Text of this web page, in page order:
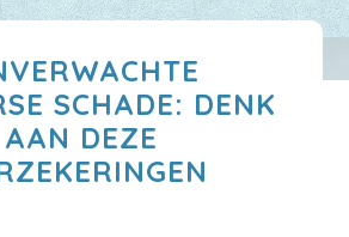
SCHADE: DENK
AAN DEZE